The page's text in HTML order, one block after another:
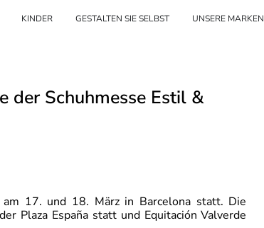
Frau
KINDER GESTALTEN SIE SELBST UNSERE MARKEN
der Schuhmesse Estil &
17. und 18. März in Barcelona statt. Die
Plaza España statt und Equitación Valverde